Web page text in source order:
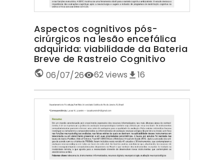
Aspectos cognitivos pós-
cirúrgicos na lesão encefálica
adquirida: viabilidade da Bateria
Breve de Rastreio Cognitivo
06/07/26 62views 16